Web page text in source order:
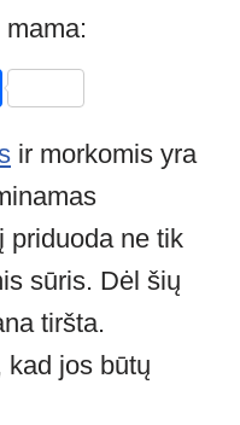
S
ar
e
ir morkomis yra
priduoda ne tik
sūris. Dėl šių
tiršta.
kad jos būtų